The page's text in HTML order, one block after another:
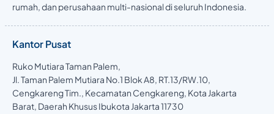
rumah, dan perusahaan multi-nasional di seluruh Indonesia.
Kantor Pusat
Ruko Mutiara Taman Palem,
Jl. Taman Palem Mutiara No.1 Blok A8, RT.13/RW.10,
Cengkareng Tim., Kecamatan Cengkareng, Kota Jakarta
Barat, Daerah Khusus Ibukota Jakarta 11730